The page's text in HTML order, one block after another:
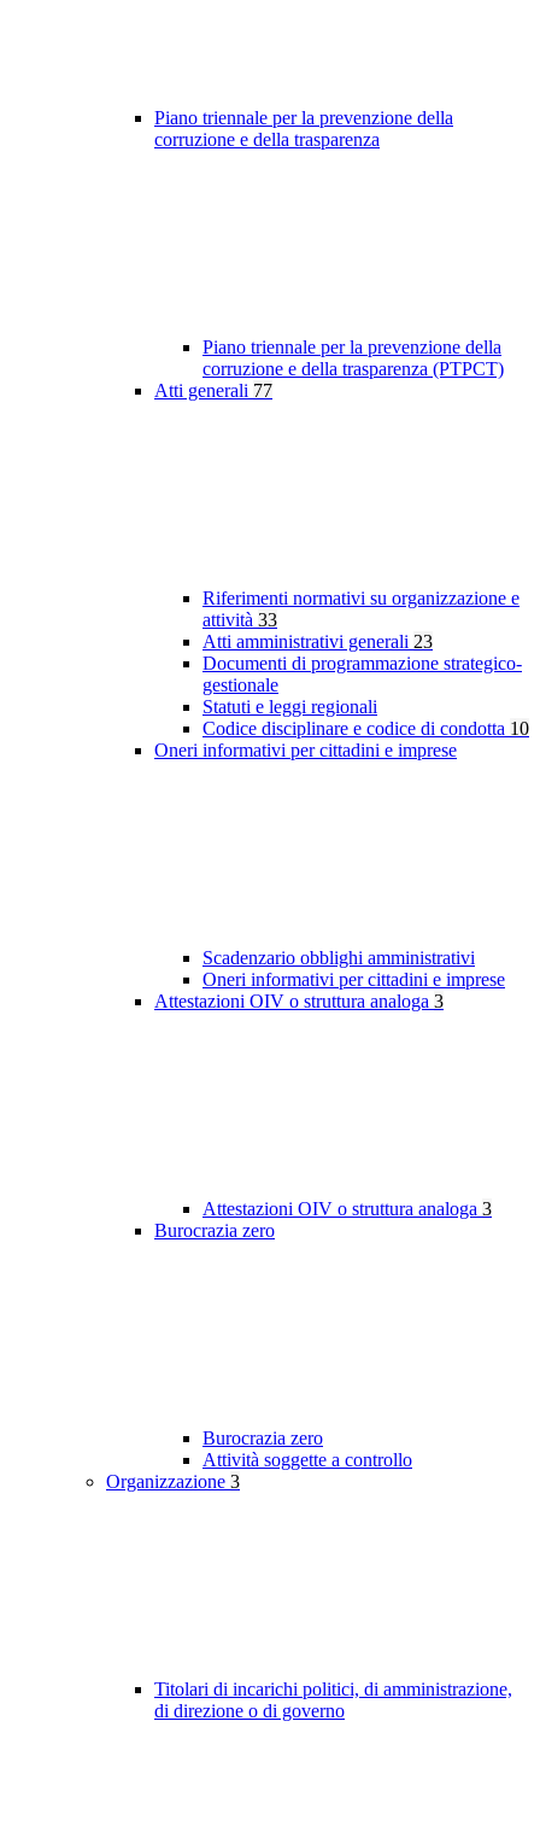
Piano triennale per la prevenzione della
corruzione e della trasparenza
Piano triennale per la prevenzione della
corruzione e della trasparenza (PTPCT)
Atti generali 77
Riferimenti normativi su organizzazione e
attività 33
Atti amministrativi generali 23
Documenti di programmazione strategico-
gestionale
Statuti e leggi regionali
Codice disciplinare e codice di condotta 10
Oneri informativi per cittadini e imprese
Scadenzario obblighi amministrativi
Oneri informativi per cittadini e imprese
Attestazioni OIV o struttura analoga 3
Attestazioni OIV o struttura analoga 3
Burocrazia zero
Burocrazia zero
Attività soggette a controllo
Organizzazione 3
Titolari di incarichi politici, di amministrazione,
di direzione o di governo